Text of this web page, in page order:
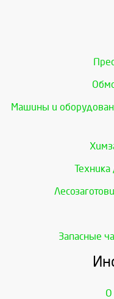
Машины и
Запасные
О